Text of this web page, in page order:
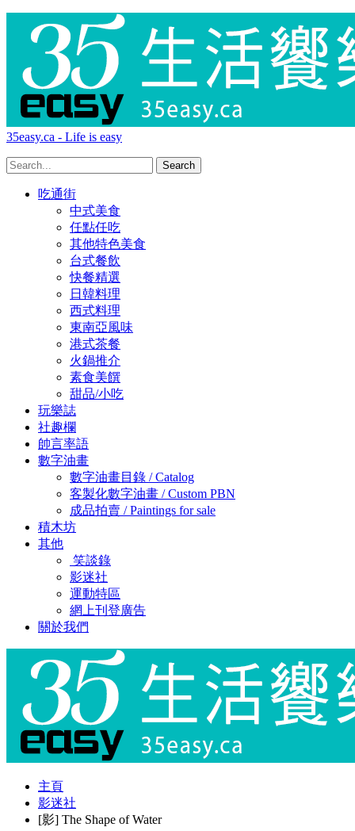
35easy.ca - Life is easy
吃通街
中式美食
任點任吃
其他特色美食
台式餐飲
快餐精選
日韓料理
西式料理
東南亞風味
港式茶餐
火鍋推介
素食美饌
甜品/小吃
玩樂誌
社趣欄
帥言率語
數字油畫
數字油畫目錄 / Catalog
客製化數字油畫 / Custom PBN
成品拍賣 / Paintings for sale
積木坊
其他
笑談錄
影迷社
運動特區
網上刊登廣告
關於我們
主頁
影迷社
[影] The Shape of Water